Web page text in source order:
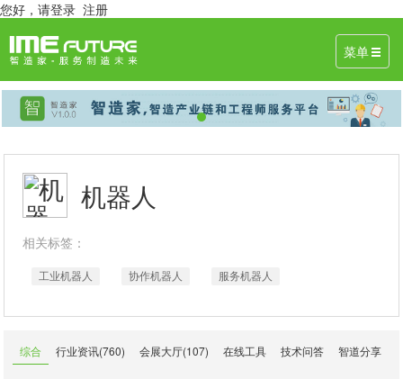
您好， 请登录 注册
菜单
机器人
相关标签：
工业机器人 协作机器人 服务机器人
综合 行业资讯(760) 会展大厅(107) 在线工具 技术问答 智道分享